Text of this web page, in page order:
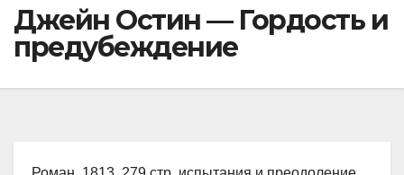
Джейн Остин — Гордость и
предубеждение